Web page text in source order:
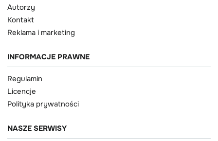
Autorzy
Kontakt
Reklama i marketing
INFORMACJE PRAWNE
Regulamin
Licencje
Polityka prywatności
NASZE SERWISY